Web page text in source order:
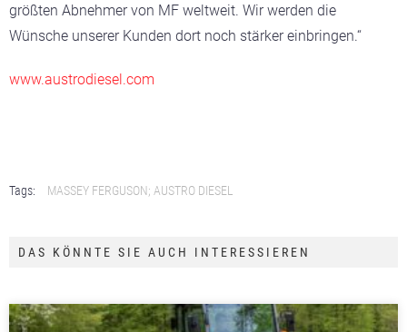
größten Abnehmer von MF weltweit. Wir werden die
Wünsche unserer Kunden dort noch stärker einbringen.“
www.austrodiesel.com
Tags: MASSEY FERGUSON; AUSTRO DIESEL
DAS KÖNNTE SIE AUCH INTERESSIEREN